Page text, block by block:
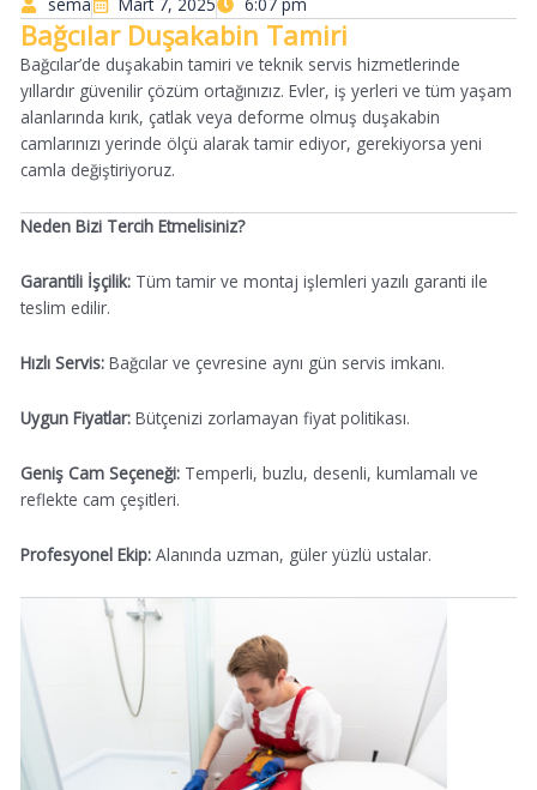
Bağcılar Duşakabin Tamiri
Bağcılar’de duşakabin tamiri ve teknik servis hizmetlerinde
yıllardır güvenilir çözüm ortağınızız. Evler, iş yerleri ve tüm yaşam
alanlarında kırık, çatlak veya deforme olmuş duşakabin
camlarınızı yerinde ölçü alarak tamir ediyor, gerekiyorsa yeni
camla değiştiriyoruz.
Neden Bizi Tercih Etmelisiniz?
Garantili İşçilik: Tüm tamir ve montaj işlemleri yazılı garanti ile
teslim edilir.
Hızlı Servis: Bağcılar ve çevresine aynı gün servis imkanı.
Uygun Fiyatlar: Bütçenizi zorlamayan fiyat politikası.
Geniş Cam Seçeneği: Temperli, buzlu, desenli, kumlamalı ve
reflekte cam çeşitleri.
Profesyonel Ekip: Alanında uzman, güler yüzlü ustalar.